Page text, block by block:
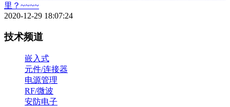
里？~~~~
2020-12-29 18:07:24
技术频道
嵌入式
元件/连接器
电源管理
RF/微波
安防电子